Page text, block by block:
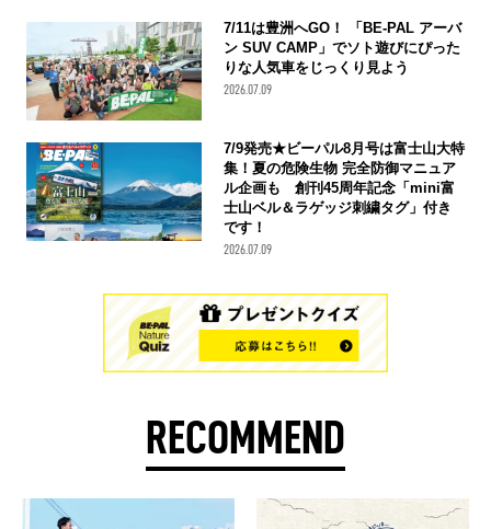
7/11は豊洲へGO！ 「BE-PAL アーバ
ン SUV CAMP」でソト遊びにぴった
りな人気車をじっくり見よう
2026.07.09
7/9発売★ビーパル8月号は富士山大特
集！夏の危険生物 完全防御マニュア
ル企画も 創刊45周年記念「mini富
士山ベル＆ラゲッジ刺繍タグ」付き
です！
2026.07.09
RECOMMEND